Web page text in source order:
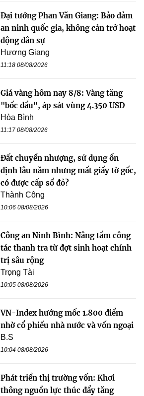
Đại tướng Phan Văn Giang: Bảo đảm
an ninh quốc gia, không cản trở hoạt
động dân sự
Hương Giang
11:18 08/08/2026
Giá vàng hôm nay 8/8: Vàng tăng
"bốc đầu", áp sát vùng 4.350 USD
Hòa Bình
11:17 08/08/2026
Đất chuyển nhượng, sử dụng ổn
định lâu năm nhưng mất giấy tờ gốc,
có được cấp sổ đỏ?
Thành Công
10:06 08/08/2026
Công an Ninh Bình: Nâng tầm công
tác thanh tra từ đợt sinh hoạt chính
trị sâu rộng
Trọng Tài
10:05 08/08/2026
VN-Index hướng mốc 1.800 điểm
nhờ cổ phiếu nhà nước và vốn ngoại
B.S
10:04 08/08/2026
Phát triển thị trường vốn: Khơi
thông nguồn lực thúc đẩy tăng